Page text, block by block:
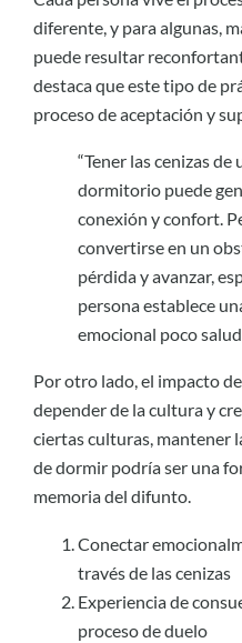
diferente, y para algunas,
puede resultar
destaca que este tipo de
proceso de aceptación y
“Tener las cenizas
dormitorio puede
conexión y confort.
convertirse en un
pérdida y avanzar,
persona establece
emocional poco
Por otro lado, el impacto
depender de la cultura y
ciertas culturas, mantener
de dormir podría ser una
memoria del difunto.
Conectar
través de las cenizas
Experiencia de
proceso de duelo